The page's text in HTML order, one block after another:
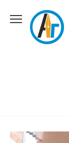
содержанию